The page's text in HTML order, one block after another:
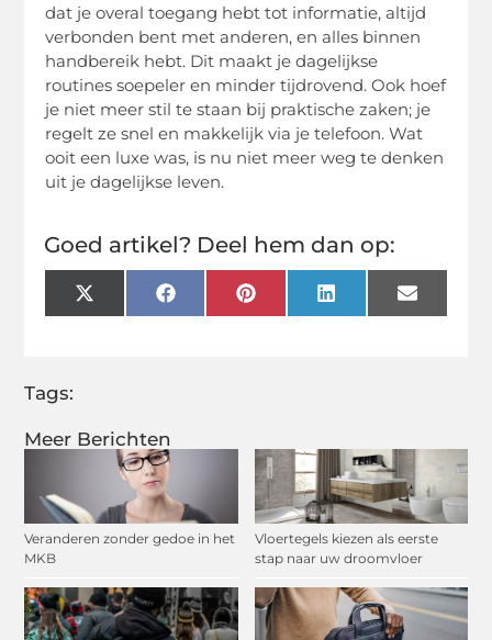
Meer Berichten
Veranderen zonder gedoe in het
MKB
Vloertegels kiezen als eerste
stap naar uw droomvloer
dat je overal toegang hebt tot informatie, altijd
verbonden bent met anderen, en alles binnen
handbereik hebt. Dit maakt je dagelijkse
routines soepeler en minder tijdrovend. Ook hoef
je niet meer stil te staan bij praktische zaken; je
regelt ze snel en makkelijk via je telefoon. Wat
ooit een luxe was, is nu niet meer weg te denken
uit je dagelijkse leven.
Goed artikel? Deel hem dan op:
X
(Twitter)
FacebookPinterestLinkedInEmail
Tags: